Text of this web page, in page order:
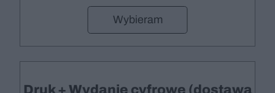
Wybieram
Druk + Wydanie cyfrowe (dostawa